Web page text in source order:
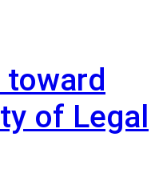
toward
of Legal